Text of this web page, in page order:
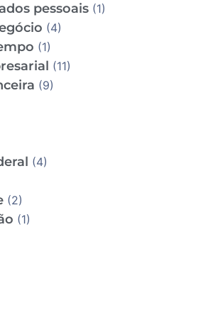
pessoais (1)
(4)
(1)
(11)
(9)
(4)
(2)
(1)